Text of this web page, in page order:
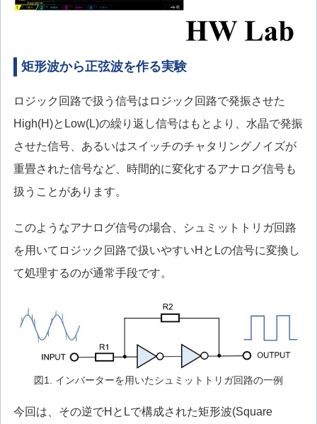
矩形波から正弦波を作る実験
ロジック回路で扱う信号はロジック回路で発振させた
High(H)とLow(L)の繰り返し信号はもとより、水晶で発振
させた信号、あるいはスイッチのチャタリングノイズが
重畳された信号など、時間的に変化するアナログ信号も
扱うことがあります。
このようなアナログ信号の場合、シュミットトリガ回路
を用いてロジック回路で扱いやすいHとLの信号に変換し
て処理するのが通常手段です。
図1. インバーターを用いたシュミットトリガ回路の一例
今回は、その逆でHとLで構成された矩形波(Square